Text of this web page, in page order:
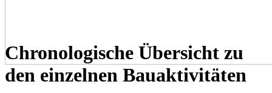
Chronologische Übersicht zu
den einzelnen Bauaktivitäten